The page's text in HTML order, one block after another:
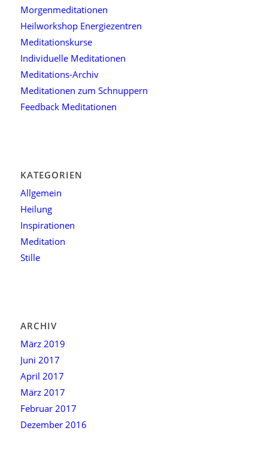
Morgenmeditationen
Heilworkshop Energiezentren
Meditationskurse
Individuelle Meditationen
Meditations-Archiv
Meditationen zum Schnuppern
Feedback Meditationen
KATEGORIEN
Allgemein
Heilung
Inspirationen
Meditation
Stille
ARCHIV
März 2019
Juni 2017
April 2017
März 2017
Februar 2017
Dezember 2016